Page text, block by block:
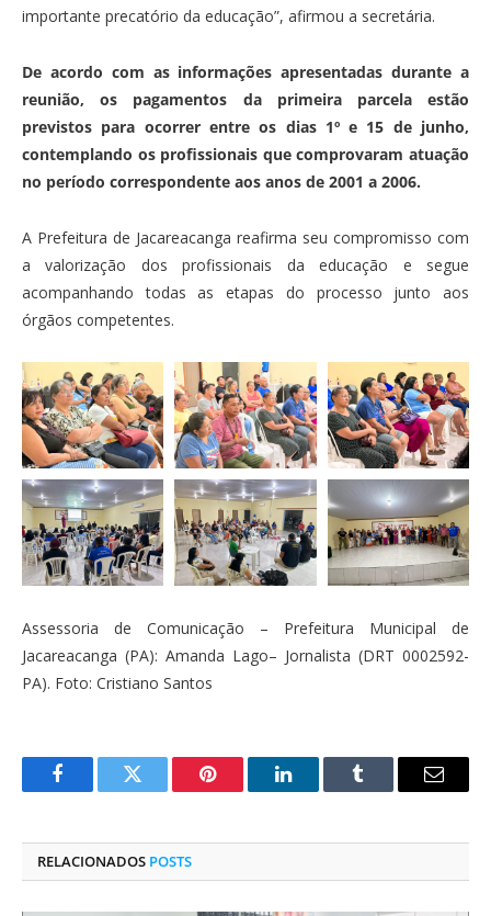
importante precatório da educação”, afirmou a secretária.
De acordo com as informações apresentadas durante a
reunião, os pagamentos da primeira parcela estão
previstos para ocorrer entre os dias 1º e 15 de junho,
contemplando os profissionais que comprovaram atuação
no período correspondente aos anos de 2001 a 2006.
A Prefeitura de Jacareacanga reafirma seu compromisso com
a valorização dos profissionais da educação e segue
acompanhando todas as etapas do processo junto aos
órgãos competentes.
Assessoria de Comunicação – Prefeitura Municipal de
Jacareacanga (PA): Amanda Lago– Jornalista (DRT 0002592-
PA). Foto: Cristiano Santos
FacebookTwitter Pinterest O
Tumblr
E-
RELACIONADOS POSTS